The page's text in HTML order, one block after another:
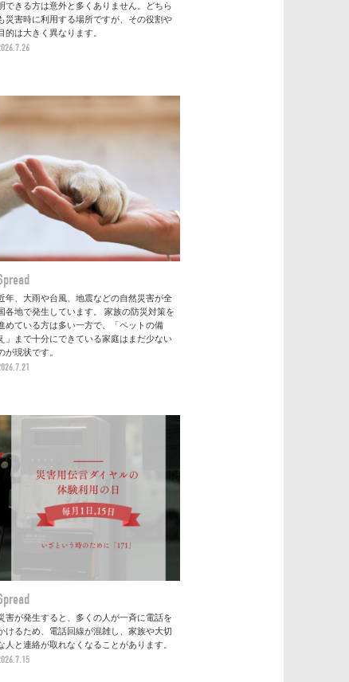
できる方は意外と多くありません。どちら
災害時に利用する場所ですが、その役割や
的は大きく異なります。
年、大雨や台風、地震などの自然災害が全
各地で発生しています。 家族の防災対策を
めている方は多い一方で、「ペットの備
」まで十分にできている家庭はまだ少ない
が現状です。
害が発生すると、多くの人が一斉に電話を
けるため、電話回線が混雑し、家族や大切
人と連絡が取れなくなることがあります。